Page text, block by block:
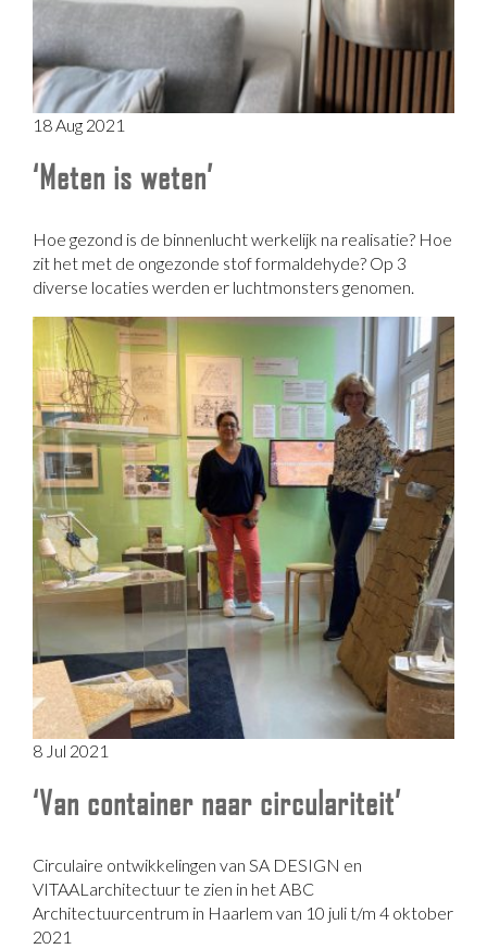
18 Aug 2021
‘Meten is weten’
Hoe gezond is de binnenlucht werkelijk na realisatie? Hoe
zit het met de ongezonde stof formaldehyde? Op 3
diverse locaties werden er luchtmonsters genomen.
8 Jul 2021
‘Van container naar circulariteit’
Circulaire ontwikkelingen van SA DESIGN en
VITAALarchitectuur te zien in het ABC
Architectuurcentrum in Haarlem van 10 juli t/m 4 oktober
2021